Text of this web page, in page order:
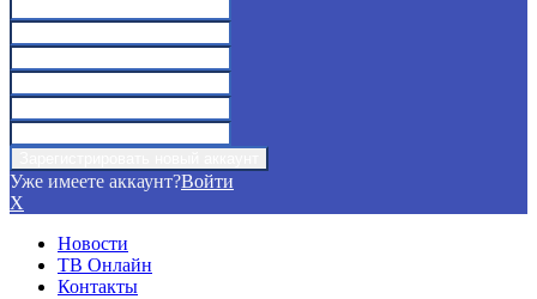
Уже имеете аккаунт?Войти
X
Новости
ТВ Онлайн
Контакты